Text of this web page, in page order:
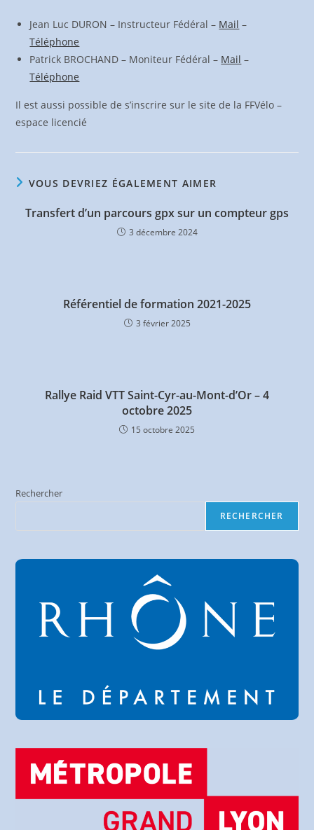
Jean Luc DURON – Instructeur Fédéral – Mail –
Téléphone
Patrick BROCHAND – Moniteur Fédéral – Mail –
Téléphone
Il est aussi possible de s’inscrire sur le site de la FFVélo –
espace licencié
VOUS DEVRIEZ ÉGALEMENT AIMER
Transfert d’un parcours gpx sur un compteur gps
3 décembre 2024
Référentiel de formation 2021-2025
3 février 2025
Rallye Raid VTT Saint-Cyr-au-Mont-d’Or – 4
octobre 2025
15 octobre 2025
Rechercher
RECHERCHER